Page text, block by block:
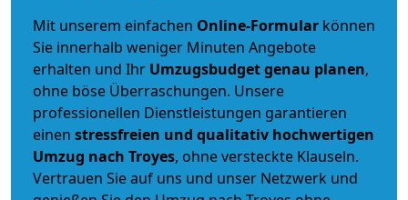
Mit unserem einfachen Online-Formular können
Sie innerhalb weniger Minuten Angebote
erhalten und Ihr Umzugsbudgetgenau planen,
ohne böse Überraschungen. Unsere
professionellen Dienstleistungen garantieren
einen stressfreien und qualitativ hochwertigen
Umzug nach Troyes, ohne versteckte Klauseln.
Vertrauen Sie auf uns und unser Netzwerk und